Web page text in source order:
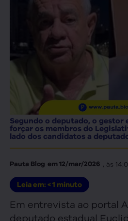
Segundo o deputado, o gestor
forçar os membros do
lado dos candidatos a
Pauta Blog em12/mar/2026 , às
Leia em: < 1 minuto
Em entrevista ao portal
deputado estadual